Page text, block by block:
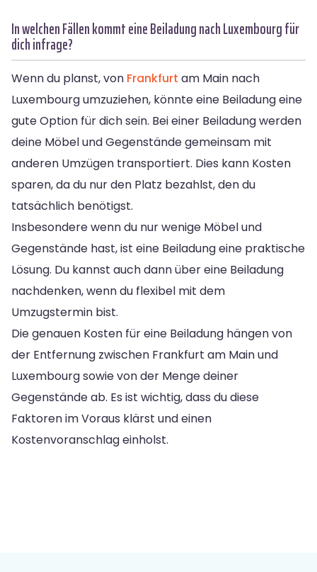
In welchen Fällen kommt eine Beiladung nach Luxembourg für
dich infrage?
Wenn du planst, von Frankfurt am Main nach
Luxembourg umzuziehen, könnte eine Beiladung eine
gute Option für dich sein. Bei einer Beiladung werden
deine Möbel und Gegenstände gemeinsam mit
anderen Umzügen transportiert. Dies kann Kosten
sparen, da du nur den Platz bezahlst, den du
tatsächlich benötigst.
Insbesondere wenn du nur wenige Möbel und
Gegenstände hast, ist eine Beiladung eine praktische
Lösung. Du kannst auch dann über eine Beiladung
nachdenken, wenn du flexibel mit dem
Umzugstermin bist.
Die genauen Kosten für eine Beiladung hängen von
der Entfernung zwischen Frankfurt am Main und
Luxembourg sowie von der Menge deiner
Gegenstände ab. Es ist wichtig, dass du diese
Faktoren im Voraus klärst und einen
Kostenvoranschlag einholst.